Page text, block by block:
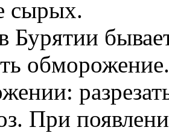
сырых.
Бурятии
При